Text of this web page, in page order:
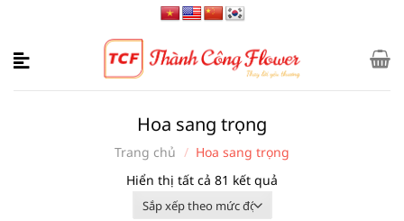
nội
Hoa sang trọng
Trang chủ / Hoa sang trọng
Hiển thị tất cả 81 kết quả